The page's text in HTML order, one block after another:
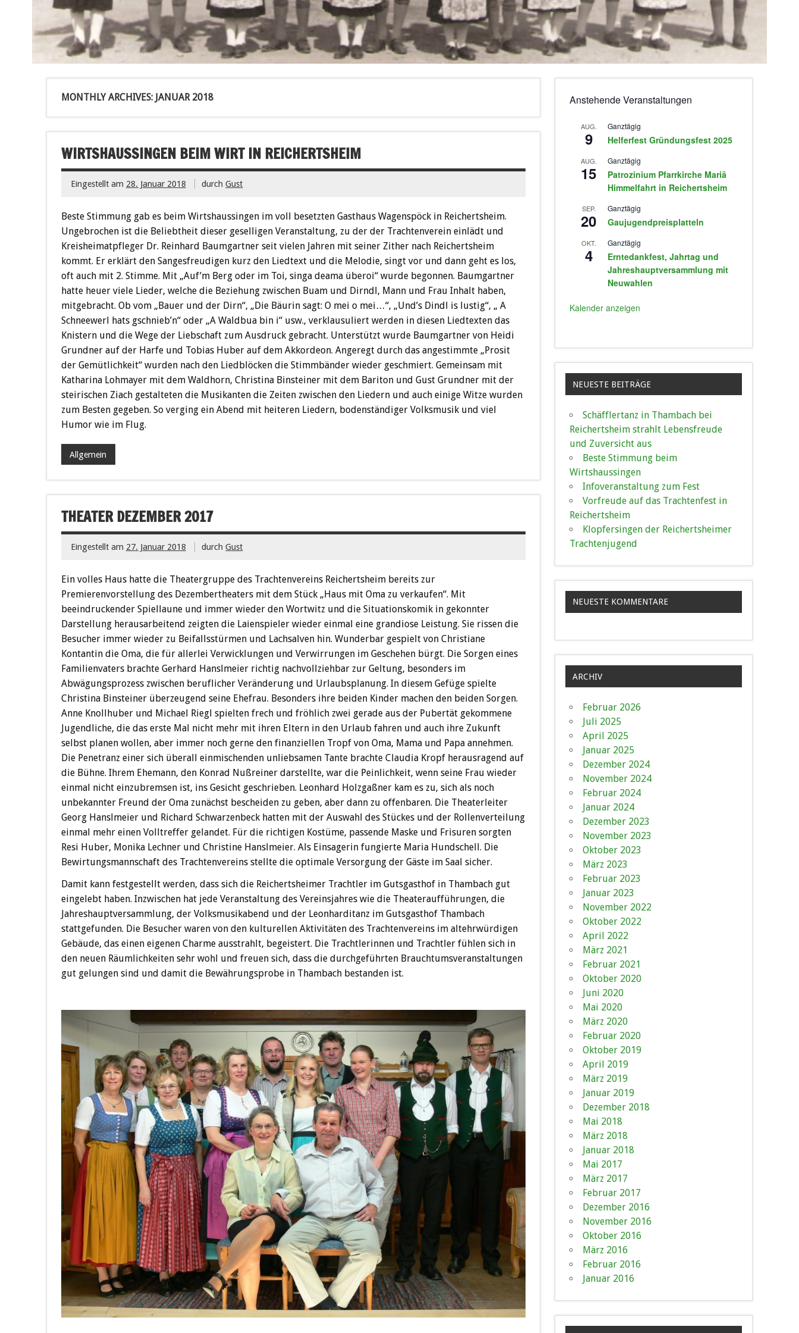
MONTHLY ARCHIVES: JANUAR 2018
WIRTSHAUSSINGEN BEIM WIRT IN REICHERTSHEIM
Eingestellt am 28. Januar 2018 durchGust
Beste Stimmung gab es beim Wirtshaussingen im voll besetzten Gasthaus Wagenspöck in Reichertsheim.
Ungebrochen ist die Beliebtheit dieser geselligen Veranstaltung, zu der der Trachtenverein einlädt und
Kreisheimatpfleger Dr. Reinhard Baumgartner seit vielen Jahren mit seiner Zither nach Reichertsheim
kommt. Er erklärt den Sangesfreudigen kurz den Liedtext und die Melodie, singt vor und dann geht es los,
oft auch mit 2. Stimme. Mit „Auf’m Berg oder im Toi, singa deama überoi“ wurde begonnen. Baumgartner
hatte heuer viele Lieder, welche die Beziehung zwischen Buam und Dirndl, Mann und Frau Inhalt haben,
mitgebracht. Ob vom „Bauer und der Dirn“, „Die Bäurin sagt: O mei o mei…“, „Und’s Dindl is lustig“, „ A
Schneewerl hats gschnieb’n“ oder „A Waldbua bin i“ usw., verklausuliert werden in diesen Liedtexten das
Knistern und die Wege der Liebschaft zum Ausdruck gebracht. Unterstützt wurde Baumgartner von Heidi
Grundner auf der Harfe und Tobias Huber auf dem Akkordeon. Angeregt durch das angestimmte „Prosit
der Gemütlichkeit“ wurden nach den Liedblöcken die Stimmbänder wieder geschmiert. Gemeinsam mit
Katharina Lohmayer mit dem Waldhorn, Christina Binsteiner mit dem Bariton und Gust Grundner mit der
steirischen Ziach gestalteten die Musikanten die Zeiten zwischen den Liedern und auch einige Witze wurden
zum Besten gegeben. So verging ein Abend mit heiteren Liedern, bodenständiger Volksmusik und viel
Humor wie im Flug.
Allgemein
THEATER DEZEMBER 2017
Eingestellt am 27. Januar 2018 durchGust
Ein volles Haus hatte die Theatergruppe des Trachtenvereins Reichertsheim bereits zur
Premierenvorstellung des Dezembertheaters mit dem Stück „Haus mit Oma zu verkaufen“. Mit
beeindruckender Spiellaune und immer wieder den Wortwitz und die Situationskomik in gekonnter
Darstellung herausarbeitend zeigten die Laienspieler wieder einmal eine grandiose Leistung. Sie rissen die
Besucher immer wieder zu Beifallsstürmen und Lachsalven hin. Wunderbar gespielt von Christiane
Kontantin die Oma, die für allerlei Verwicklungen und Verwirrungen im Geschehen bürgt. Die Sorgen eines
Familienvaters brachte Gerhard Hanslmeier richtig nachvollziehbar zur Geltung, besonders im
Abwägungsprozess zwischen beruflicher Veränderung und Urlaubsplanung. In diesem Gefüge spielte
Christina Binsteiner überzeugend seine Ehefrau. Besonders ihre beiden Kinder machen den beiden Sorgen.
Anne Knollhuber und Michael Riegl spielten frech und fröhlich zwei gerade aus der Pubertät gekommene
Jugendliche, die das erste Mal nicht mehr mit ihren Eltern in den Urlaub fahren und auch ihre Zukunft
selbst planen wollen, aber immer noch gerne den finanziellen Tropf von Oma, Mama und Papa annehmen.
Die Penetranz einer sich überall einmischenden unliebsamen Tante brachte Claudia Kropf herausragend auf
die Bühne. Ihrem Ehemann, den Konrad Nußreiner darstellte, war die Peinlichkeit, wenn seine Frau wieder
einmal nicht einzubremsen ist, ins Gesicht geschrieben. Leonhard Holzgaßner kam es zu, sich als noch
unbekannter Freund der Oma zunächst bescheiden zu geben, aber dann zu offenbaren. Die Theaterleiter
Georg Hanslmeier und Richard Schwarzenbeck hatten mit der Auswahl des Stückes und der Rollenverteilung
einmal mehr einen Volltreffer gelandet. Für die richtigen Kostüme, passende Maske und Frisuren sorgten
Resi Huber, Monika Lechner und Christine Hanslmeier. Als Einsagerin fungierte Maria Hundschell. Die
Bewirtungsmannschaft des Trachtenvereins stellte die optimale Versorgung der Gäste im Saal sicher.
Damit kann festgestellt werden, dass sich die Reichertsheimer Trachtler im Gutsgasthof in Thambach gut
eingelebt haben. Inzwischen hat jede Veranstaltung des Vereinsjahres wie die Theateraufführungen, die
Jahreshauptversammlung, der Volksmusikabend und der Leonharditanz im Gutsgasthof Thambach
stattgefunden. Die Besucher waren von den kulturellen Aktivitäten des Trachtenvereins im altehrwürdigen
Gebäude, das einen eigenen Charme ausstrahlt, begeistert. Die Trachtlerinnen und Trachtler fühlen sich in
den neuen Räumlichkeiten sehr wohl und freuen sich, dass die durchgeführten Brauchtumsveranstaltungen
gut gelungen sind und damit die Bewährungsprobe in Thambach bestanden ist.
Anstehende Veranstaltungen
AUG.
9
Ganztägig
Helferfest Gründungsfest 2025
AUG.
15
Ganztägig
Patrozinium Pfarrkirche Mariä
Himmelfahrt in Reichertsheim
SEP.
20
Ganztägig
Gaujugendpreisplatteln
OKT.
4
Ganztägig
Erntedankfest, Jahrtag und
Jahreshauptversammlung mit
Neuwahlen
Kalender anzeigen
NEUESTE BEITRÄGE
Schäfflertanz in Thambach bei
Reichertsheim strahlt Lebensfreude
und Zuversicht aus
Beste Stimmung beim
Wirtshaussingen
Infoveranstaltung zum Fest
Vorfreude auf das Trachtenfest in
Reichertsheim
Klopfersingen der Reichertsheimer
Trachtenjugend
NEUESTE KOMMENTARE
ARCHIV
Februar 2026
Juli 2025
April 2025
Januar 2025
Dezember 2024
November 2024
Februar 2024
Januar 2024
Dezember 2023
November 2023
Oktober 2023
März 2023
Februar 2023
Januar 2023
November 2022
Oktober 2022
April 2022
März 2021
Februar 2021
Oktober 2020
Juni 2020
Mai 2020
März 2020
Februar 2020
Oktober 2019
April 2019
März 2019
Januar 2019
Dezember 2018
Mai 2018
März 2018
Januar 2018
Mai 2017
März 2017
Februar 2017
Dezember 2016
November 2016
Oktober 2016
März 2016
Februar 2016
Januar 2016